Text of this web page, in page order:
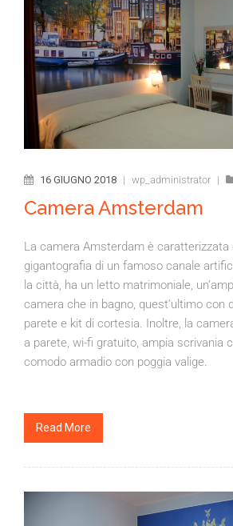
16 GIUGNO 2018 | wp_administrator |
Camera Amsterdam
La camera Amsterdam è caratterizzata
gigantografia di un famoso canale
la città, ha un letto matrimoniale,
camera che in bagno, quest’ultimo con
parete e kit di cortesia. Inoltre, la
a parete, wi-fi gratuito, ampia scrivania
comodo armadio con poggia valige.
Read More